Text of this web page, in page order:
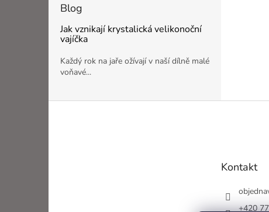
Blog
Jak vznikají krystalická velikonoční
vajíčka
Každý rok na jaře ožívají v naší dílně malé
voňavé...
Kontakt
+420